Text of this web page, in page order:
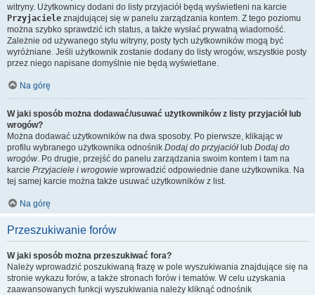
witryny. Użytkownicy dodani do listy przyjaciół będą wyświetleni na karcie
Przyjaciele znajdującej się w panelu zarządzania kontem. Z tego poziomu
można szybko sprawdzić ich status, a także wysłać prywatną wiadomość.
Zależnie od używanego stylu witryny, posty tych użytkowników mogą być
wyróżniane. Jeśli użytkownik zostanie dodany do listy wrogów, wszystkie posty
przez niego napisane domyślnie nie będą wyświetlane.
Na górę
W jaki sposób można dodawać/usuwać użytkowników z listy przyjaciół lub
wrogów?
Można dodawać użytkowników na dwa sposoby. Po pierwsze, klikając w
profilu wybranego użytkownika odnośnik Dodaj do przyjaciół lub Dodaj do
wrogów. Po drugie, przejść do panelu zarządzania swoim kontem i tam na
karcie Przyjaciele i wrogowie wprowadzić odpowiednie dane użytkownika. Na
tej samej karcie można także usuwać użytkowników z list.
Na górę
Przeszukiwanie forów
W jaki sposób można przeszukiwać fora?
Należy wprowadzić poszukiwaną frazę w pole wyszukiwania znajdujące się na
stronie wykazu forów, a także stronach forów i tematów. W celu uzyskania
zaawansowanych funkcji wyszukiwania należy kliknąć odnośnik